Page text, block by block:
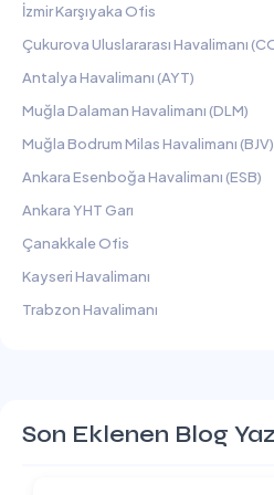
İzmir Karşıyaka Ofis
Çukurova Uluslararası Havalimanı
Antalya Havalimanı (AYT)
Muğla Dalaman Havalimanı (DLM)
Muğla Bodrum Milas Havalimanı (BJV)
Ankara Esenboğa Havalimanı (ESB)
Ankara YHT Garı
Çanakkale Ofis
Kayseri Havalimanı
Trabzon Havalimanı
Son Eklenen Blog